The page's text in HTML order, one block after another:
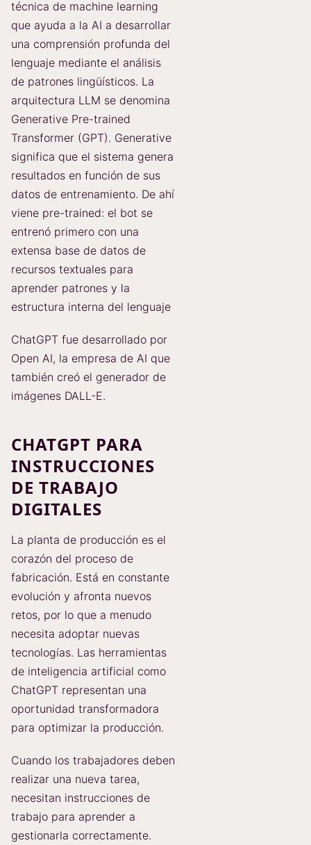
técnica de machine learning
que ayuda a la AI a desarrollar
una comprensión profunda del
lenguaje mediante el análisis
de patrones lingüísticos. La
arquitectura LLM se denomina
Generative Pre-trained
Transformer (GPT). Generative
significa que el sistema genera
resultados en función de sus
datos de entrenamiento. De ahí
viene pre-trained: el bot se
entrenó primero con una
extensa base de datos de
recursos textuales para
aprender patrones y la
estructura interna del lenguaje
ChatGPT fue desarrollado por
Open AI, la empresa de AI que
también creó el generador de
imágenes DALL-E.
CHATGPT PARA
INSTRUCCIONES
DE TRABAJO
DIGITALES
La planta de producción es el
corazón del proceso de
fabricación. Está en constante
evolución y afronta nuevos
retos, por lo que a menudo
necesita adoptar nuevas
tecnologías. Las herramientas
de inteligencia artificial como
ChatGPT representan una
oportunidad transformadora
para optimizar la producción.
Cuando los trabajadores deben
realizar una nueva tarea,
necesitan instrucciones de
trabajo para aprender a
gestionarla correctamente.